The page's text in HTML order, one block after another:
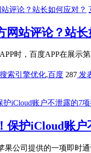
网站评论？站长
时，百度APP在展示
搜索引擎优化,百度 287 发
保护iCloud账户
果公司提供的一项即时